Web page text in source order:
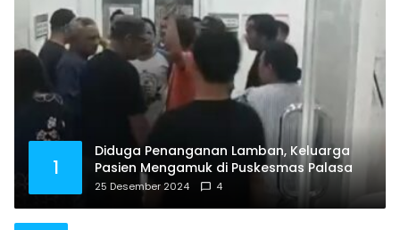
1
Diduga Penanganan Lamban, Keluarga
Pasien Mengamuk di Puskesmas Palasa
25 Desember 2024 4